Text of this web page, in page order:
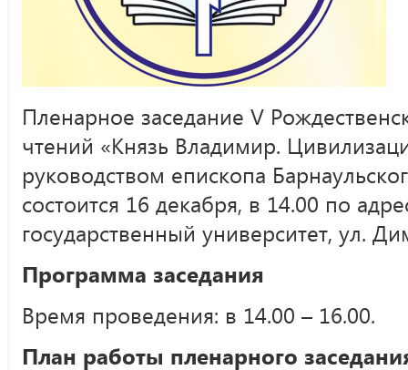
Пленарное заседание V
чтений «Князь Владимир.
руководством епископа
состоится 16 декабря, в 14.00 по
государственный университет, ул.
Программа заседания
Время проведения: в 14.00 – 16.00.
План работы пленарного